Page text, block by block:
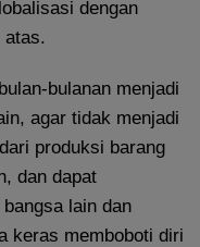
dengan
bulanan menjadi
agar tidak menjadi
produksi barang
dan dapat
lain dan
keras memboboti diri